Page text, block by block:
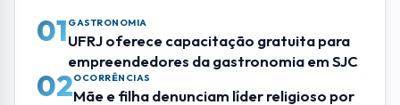
01 GASTRONOMIA
UFRJ oferece capacitação gratuita para
empreendedores da gastronomia em SJC
02OCORRÊNCIAS
Mãe e filha denunciam líder religioso por